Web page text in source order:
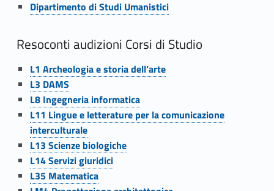
l
l
e
a
u
i
z
Dipartimento di Studi Umanistici
Resoconti audizioni Corsi di Studio
Link identifier #identifier__163935-20
L1 Archeologia e storia dell’arte
Link identifier #identifier__49711-21
L3 DAMS
Link identifier #identifier__30145-22
L8 Ingegneria informatica
Link identifier #identifier__173646-23
L11 Lingue e letterature per la comunicazione
interculturale
Link identifier #identifier__12583-24
L13 Scienze biologiche
Link identifier #identifier__52570-25
L14 Servizi giuridici
Link identifier #identifier__84947-26
L35 Matematica
Link identifier #identifier__71080-27